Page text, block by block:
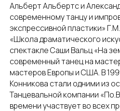
Альберт Альбертс и
современному танцу и
экспрессивной пластики»
«Школа драматического
спектакле Саши Вальц «На
современный танец на
мастеров Европы и США. В
Конникова стали одними из
Танцевальной компании
времени участвует во всех